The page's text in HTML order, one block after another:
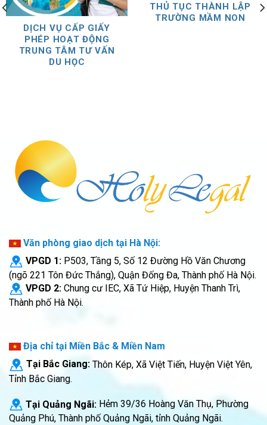
DỊCH VỤ CẤP GIẤY
PHÉP HOẠT ĐỘNG
TRUNG TÂM TƯ VẤN
DU HỌC
THỦ TỤC THÀNH LẬP
TRƯỜNG MẦM NON
Văn phòng giao dịch tại Hà Nội:
VPGD 1: P503, Tầng 5, Số 12 Đường Hồ Văn Chương
(ngõ 221 Tôn Đức Thắng), Quận Đống Đa, Thành phố Hà Nội.
VPGD 2: Chung cư IEC, Xã Tứ Hiệp, Huyện Thanh Trì,
Thành phố Hà Nội.
Địa chỉ tại Miền Bắc & Miền Nam
Tại Bắc Giang: Thôn Kép, Xã Việt Tiến, Huyện Việt Yên,
Tỉnh Bắc Giang.
Tại Quảng Ngãi: Hẻm 39/36 Hoàng Văn Thụ, Phường
Quảng Phú, Thành phố Quảng Ngãi, tỉnh Quảng Ngãi.